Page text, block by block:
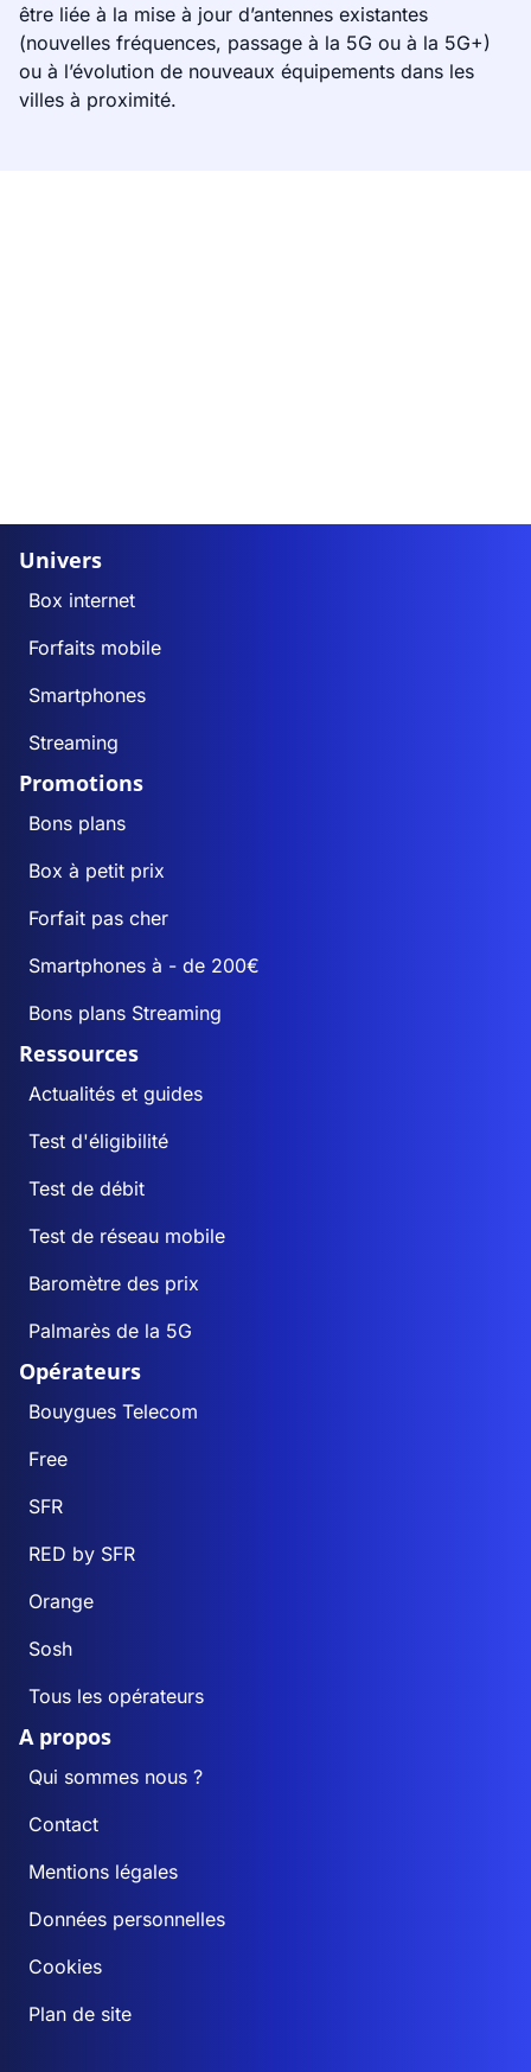
être liée à la mise à jour d’antennes existantes
(nouvelles fréquences, passage à la 5G ou à la 5G+)
ou à l’évolution de nouveaux équipements dans les
villes à proximité.
Univers
Box internet
Forfaits mobile
Smartphones
Streaming
Promotions
Bons plans
Box à petit prix
Forfait pas cher
Smartphones à - de 200€
Bons plans Streaming
Ressources
Actualités et guides
Test d'éligibilité
Test de débit
Test de réseau mobile
Baromètre des prix
Palmarès de la 5G
Opérateurs
Bouygues Telecom
Free
SFR
RED by SFR
Orange
Sosh
Tous les opérateurs
A propos
Qui sommes nous ?
Contact
Mentions légales
Données personnelles
Cookies
Plan de site